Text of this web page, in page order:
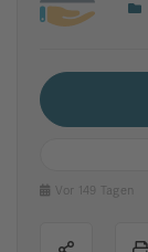
Vor 149 Tagen